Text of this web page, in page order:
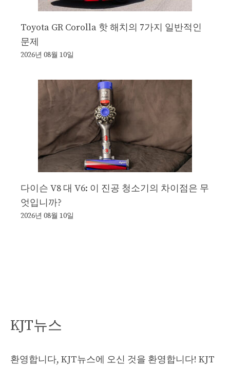
Toyota GR Corolla 핫 해치의 7가지 일반적인
문제
2026년 08월 10일
다이슨 V8 대 V6: 이 진공 청소기의 차이점은 무
엇입니까?
2026년 08월 10일
KJT뉴스
환영합니다, KJT뉴스에 오신 것을 환영합니다! KJT